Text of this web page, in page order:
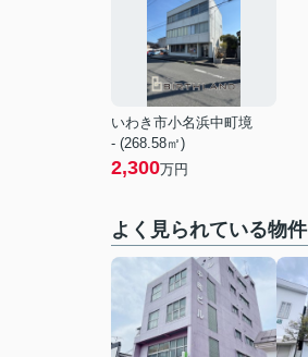
いわき市小名浜中町境
- (268.58㎡)
2,300万円
よく見られている物件